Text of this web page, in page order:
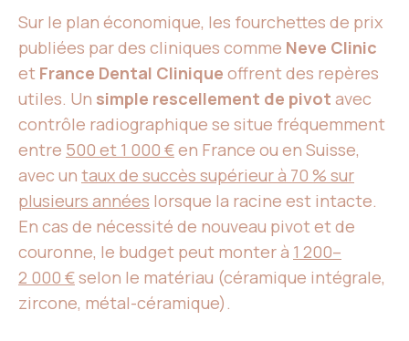
Sur le plan économique, les fourchettes de prix
publiées par des cliniques comme Neve Clinic
et France Dental Clinique offrent des repères
utiles. Un simple rescellement de pivot avec
contrôle radiographique se situe fréquemment
entre 500 et 1 000 €en France ou en Suisse,
avec un taux de succès supérieur à 70 % sur
plusieurs années lorsque la racine est intacte.
En cas de nécessité de nouveau pivot et de
couronne, le budget peut monter à 1 200–
2 000 €selon le matériau (céramique intégrale,
zircone, métal-céramique).